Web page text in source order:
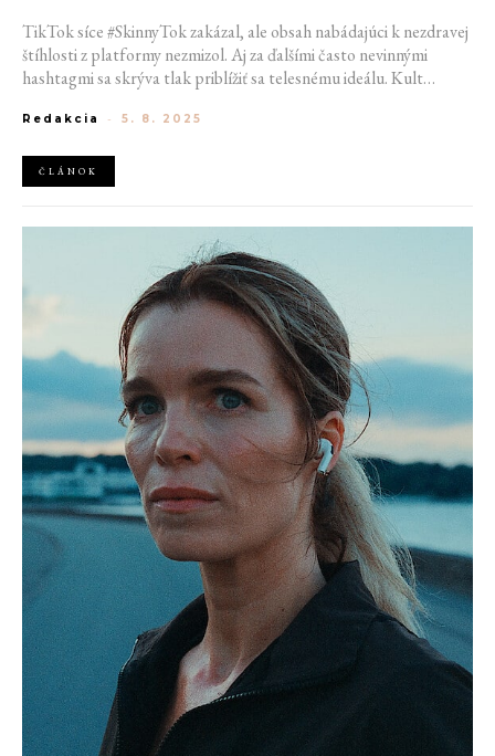
TikTok síce #SkinnyTok zakázal, ale obsah nabádajúci k nezdravej
štíhlosti z platformy nezmizol. Aj za ďalšími často nevinnými
hashtagmi sa skrýva tlak priblížiť sa telesnému ideálu. Kult
môžu predstavovať okrem iného aj lieky používané na chudnutie,
sociálnych sieťach vidíme, pristupovať kriticky.
Redakcia - 5. 8. 2025
ČLÁNOK